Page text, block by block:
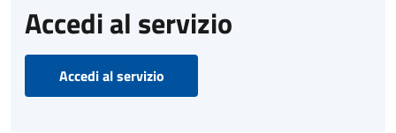
Accedi al servizio
Accedi al servizio